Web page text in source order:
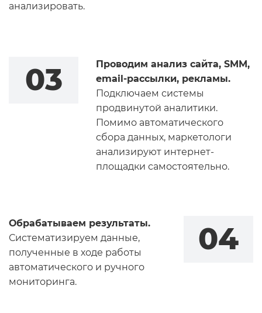
анализировать.
03
Проводим анализ сайта, SMM,
email-рассылки, рекламы.
Подключаем системы
продвинутой аналитики.
Помимо автоматического
сбора данных, маркетологи
анализируют интернет-
площадки самостоятельно.
Обрабатываем результаты.
Систематизируем данные,
полученные в ходе работы
автоматического и ручного
мониторинга.
04